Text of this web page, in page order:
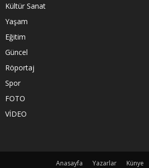
Kültür Sanat
Yaşam
Eğitim
Güncel
Röportaj
Spor
FOTO
VİDEO
Anasayfa Yazarlar Künye